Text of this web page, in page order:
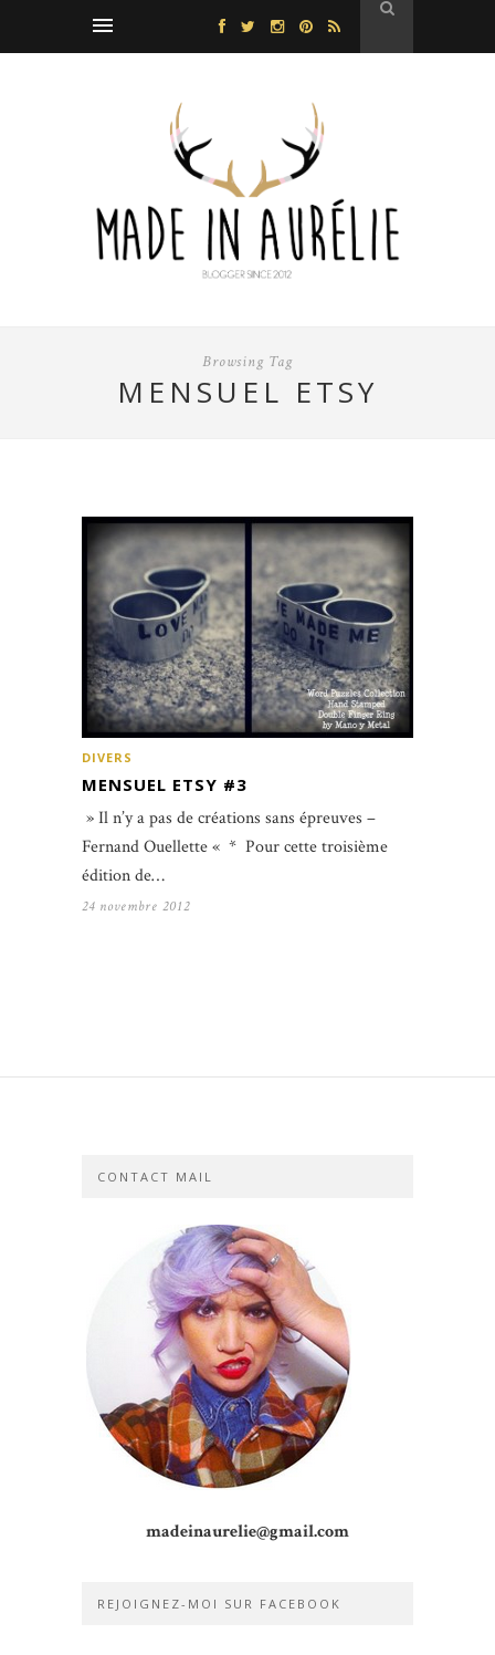
Browsing Tag
MENSUEL ETSY
DIVERS
MENSUEL ETSY #3
» Il n’y a pas de créations sans épreuves –
Fernand Ouellette « * Pour cette troisième
édition de…
24 novembre 2012
CONTACT MAIL
madeinaurelie@gmail.com
REJOIGNEZ-MOI SUR FACEBOOK